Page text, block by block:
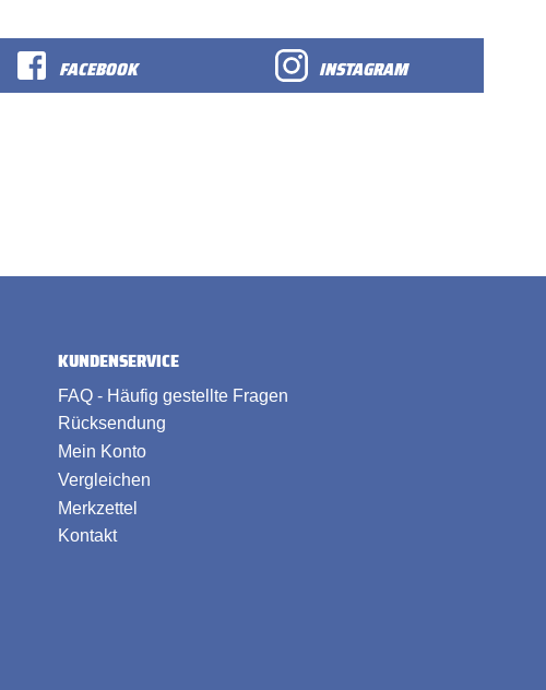
FACEBOOK INSTAGRAM
KUNDENSERVICE
FAQ - Häufig gestellte Fragen
Rücksendung
Mein Konto
Vergleichen
Merkzettel
Kontakt